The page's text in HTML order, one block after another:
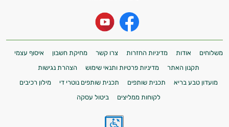
משלוחים אודות מדיניות החזרות צרו קשר מחיקת חשבון
איסוף עצמי
תקנון האתר
מדיניות פרטיות ותנאי שימוש
הצהרת נגישות
מועדון טבע בריא
תכנית שותפים תכנית שותפים נוטרי די
מילון רכיבים
לקוחות ממליצים
ביטול עסקה